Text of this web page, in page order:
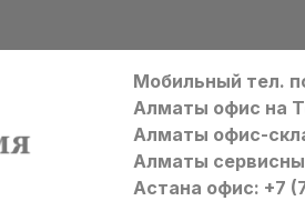
Мобильный тел.
Алматы офис на
Алматы офис-
Алматы
Астана офис: +7